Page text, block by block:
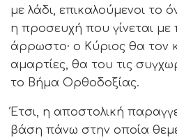
με λάδι, επικαλούμενοι το
η προσευχή που γίνεται με
άρρωστο· ο Κύριος θα τον
αμαρτίες, θα του τις
το Βήμα Ορθοδοξίας.
Έτσι, η αποστολική
βάση πάνω στην οποία